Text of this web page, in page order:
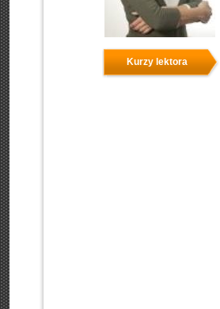
Kurzy lektora